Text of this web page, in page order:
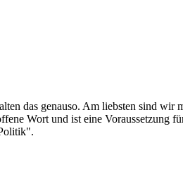
das genauso. Am liebsten sind wir
Wort und ist eine Voraussetzung